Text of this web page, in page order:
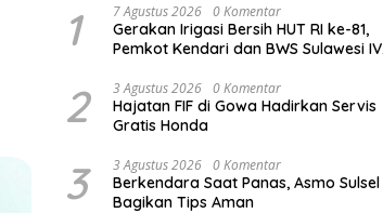
1 7 Agustus 2026 0 Komentar
Gerakan Irigasi Bersih HUT RI ke-81,
Pemkot Kendari dan BWS Sulawesi IV
2 3 Agustus 2026 0 Komentar
Hajatan FIF di Gowa Hadirkan Servis
Gratis Honda
3 3 Agustus 2026 0 Komentar
Berkendara Saat Panas, Asmo Sulsel
Bagikan Tips Aman